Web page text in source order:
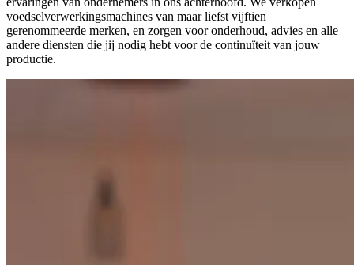
voedselverwerkingsmachines van maar liefst vijftien
gerenommeerde merken, en zorgen voor onderhoud, advies en alle
andere diensten die jij nodig hebt voor de continuïteit van jouw
productie.